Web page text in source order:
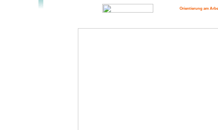
Orientierung am